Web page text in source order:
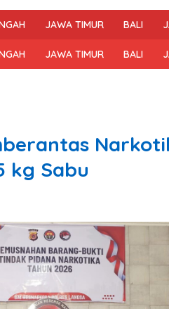
JAWA TIMUR BALI
JAWA TIMUR BALI
kg Sabu